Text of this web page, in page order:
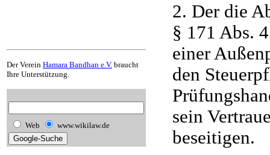
Der Verein Hamara Bandhan e.V. braucht
Ihre Unterstützung.
Web www.wikilaw.de
2. Der die
§ 171 Abs.
einer
den
sein
beseitigen.